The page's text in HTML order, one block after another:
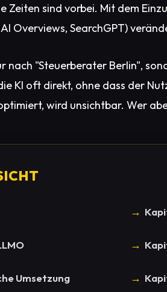
Zeiten sind vorbei. Mit dem
Overviews, SearchGPT)
nach "Steuerberater Berlin",
KI oft direkt, ohne dass der
wird unsichtbar. Wer
Umsetzung